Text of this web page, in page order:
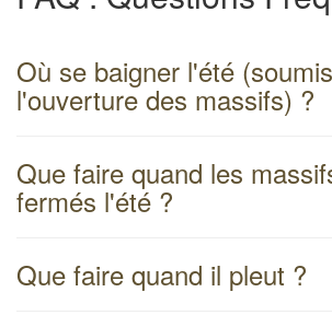
Où se baigner l'été
l'ouverture des massifs) ?
Que faire quand les
fermés l'été ?
Que faire quand il pleut ?